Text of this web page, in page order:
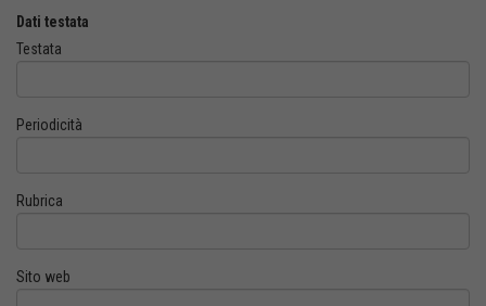
Dati testata
Testata
Periodicità
Rubrica
Sito web